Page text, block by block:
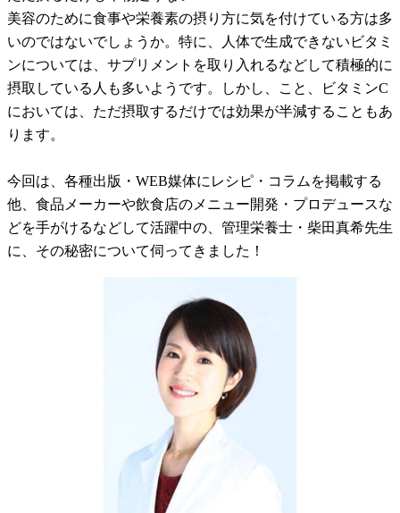
美容のために食事や栄養素の摂り方に気を付けている方は多
いのではないでしょうか。特に、人体で生成できないビタミ
ンについては、サプリメントを取り入れるなどして積極的に
摂取している人も多いようです。しかし、こと、ビタミンC
においては、ただ摂取するだけでは効果が半減することもあ
ります。
今回は、各種出版・WEB媒体にレシピ・コラムを掲載する
他、食品メーカーや飲食店のメニュー開発・プロデュースな
どを手がけるなどして活躍中の、管理栄養士・柴田真希先生
に、その秘密について伺ってきました！